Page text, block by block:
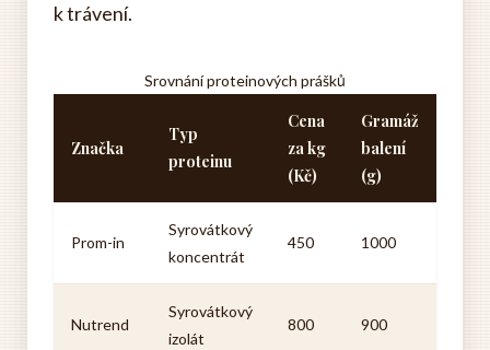
k trávení.
Srovnání proteinových prášků
Značka
Typ
proteinu
Cena
za kg
(Kč)
Gramáž
balení
(g)
Prom-in
Syrovátkový
koncentrát
450 1000
Nutrend
Syrovátkový
izolát
800 900